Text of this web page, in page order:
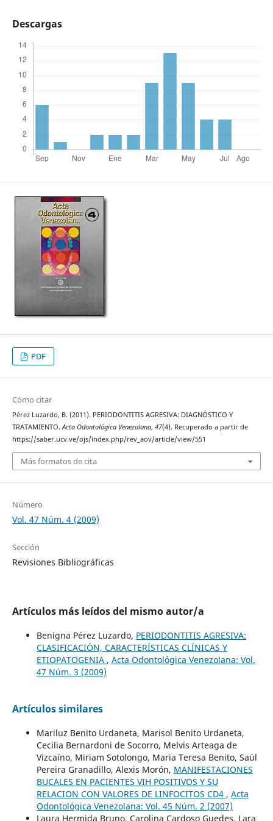
Descargas
PDF
Cómo citar
Pérez Luzardo, B. (2011). PERIODONTITIS AGRESIVA: DIAGNÓSTICO Y
TRATAMIENTO.Acta Odontológica Venezolana, 47(4). Recuperado a partir de
https://saber.ucv.ve/ojs/index.php/rev_aov/article/view/551
Más formatos de cita
Número
Vol. 47 Núm. 4 (2009)
Sección
Revisiones Bibliográficas
Artículos más leídos del mismo autor/a
Benigna Pérez Luzardo, PERIODONTITIS AGRESIVA:
CLASIFICACIÓN, CARACTERÍSTICAS CLÍNICAS Y
ETIOPATOGENIA , Acta Odontológica Venezolana: Vol.
47 Núm. 3 (2009)
Artículos similares
Mariluz Benito Urdaneta, Marisol Benito Urdaneta,
Cecilia Bernardoni de Socorro, Melvis Arteaga de
Vizcaíno, Miriam Sotolongo, Maria Teresa Benito, Saúl
Pereira Granadillo, Alexis Morón, MANIFESTACIONES
BUCALES EN PACIENTES VIH POSITIVOS Y SU
RELACION CON VALORES DE LINFOCITOS CD4 , Acta
Odontológica Venezolana: Vol. 45 Núm. 2 (2007)
Laura Hermida Bruno, Carolina Cardoso Guedes, Lara